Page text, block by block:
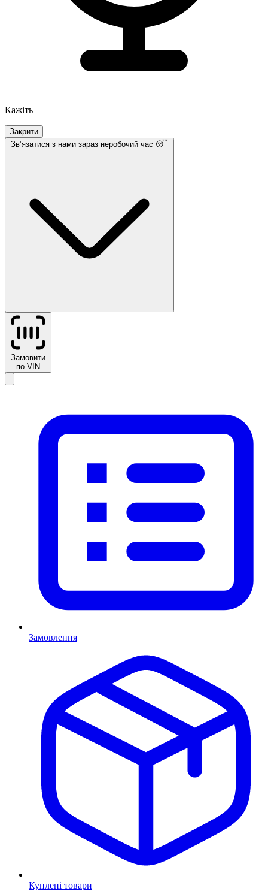
Кажіть
Закрити
Звʼязатися з нами зараз неробочий час 😴
Замовити
по VIN
Замовлення
Куплені товари